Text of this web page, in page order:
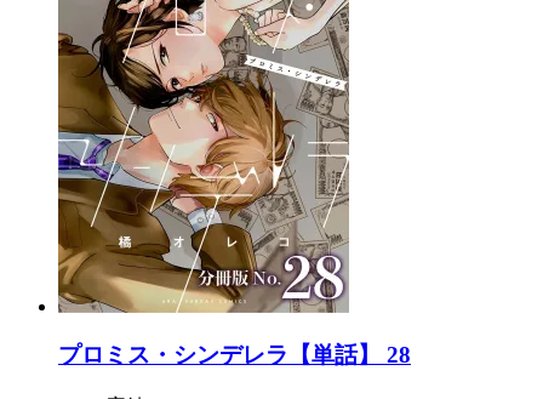
プロミス・シンデレラ【単話】 28